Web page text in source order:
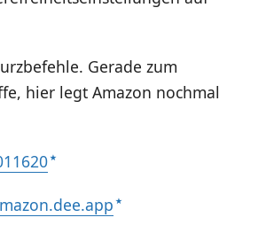
Gerade zum
hier legt Amazon nochmal